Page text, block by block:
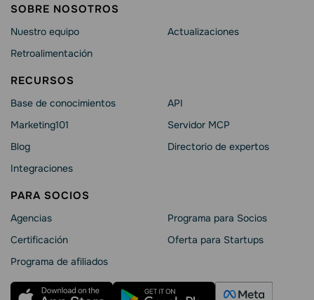
SOBRE NOSOTROS
Nuestro equipo
Retroalimentación
Actualizaciones
RECURSOS
Base de conocimientos
Marketing101
Blog
Integraciones
API
Servidor MCP
Directorio de expertos
PARA SOCIOS
Agencias
Certificación
Programa de afiliados
Programa para Socios
Oferta para Startups